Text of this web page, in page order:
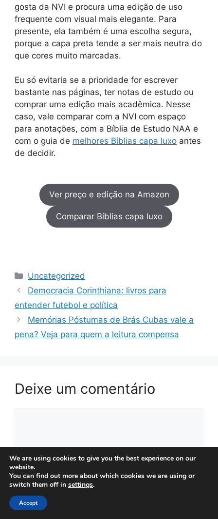
gosta da NVI e procura uma edição de uso
frequente com visual mais elegante. Para
presente, ela também é uma escolha segura,
porque a capa preta tende a ser mais neutra do
que cores muito marcadas.
Eu só evitaria se a prioridade for escrever
bastante nas páginas, ter notas de estudo ou
comprar uma edição mais acadêmica. Nesse
caso, vale comparar com a NVI com espaço
para anotações, com a Bíblia de Estudo NAA e
com o guia de melhores Bíblias capa luxo antes
de decidir.
Ver preço e edição na Amazon
Comparar Bíblias capa luxo
Categorias
Uncategorized
Democracia Corinthiana: livros para
entender futebol e política
Memórias Póstumas de Brás Cubas vale a
pena? Veja para quem a leitura compensa
Deixe um comentário
We are using cookies to give you the best experience on our
website.
You can find out more about which cookies we are using or
switch them off in settings.
Accept